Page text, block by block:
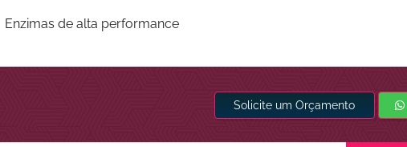
Enzimas de alta performance
Solicite um Orçamento